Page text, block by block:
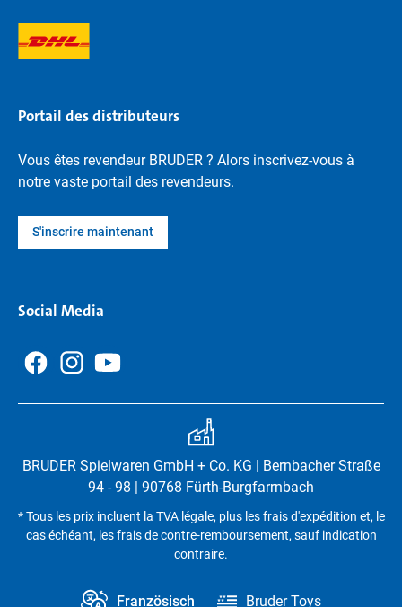
Portail des distributeurs
Vous êtes revendeur BRUDER ? Alors inscrivez-vous à
notre vaste portail des revendeurs.
S'inscrire maintenant
Social Media
BRUDER Spielwaren GmbH + Co. KG | Bernbacher Straße
94 - 98 | 90768 Fürth-Burgfarrnbach
* Tous les prix incluent la TVA légale, plus les frais d'expédition et, le
cas échéant, les frais de contre-remboursement, sauf indication
contraire.
Französisch Bruder Toys